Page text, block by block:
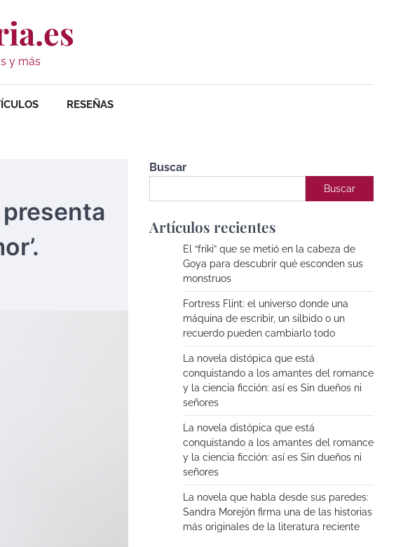
y más
RESEÑAS
Buscar
Buscar
Artículos recientes
El “friki” que se metió en la cabeza de
Goya para descubrir qué esconden sus
monstruos
Fortress Flint: el universo donde una
máquina de escribir, un silbido o un
recuerdo pueden cambiarlo todo
La novela distópica que está
conquistando a los amantes del romance
y la ciencia ficción: así es Sin dueños ni
señores
La novela distópica que está
conquistando a los amantes del romance
y la ciencia ficción: así es Sin dueños ni
señores
La novela que habla desde sus paredes:
Sandra Morejón firma una de las historias
más originales de la literatura reciente